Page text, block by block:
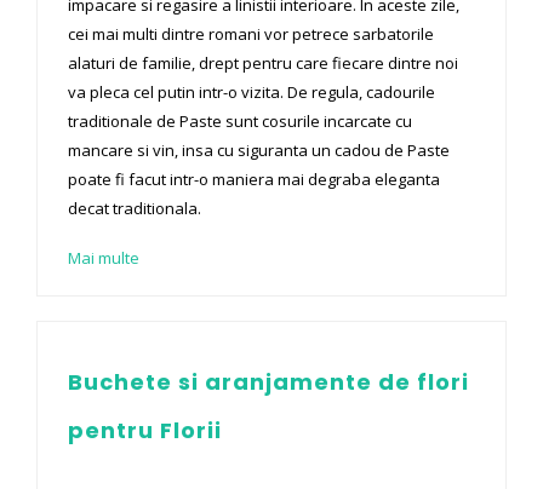
impacare si regasire a linistii interioare. In aceste zile,
cei mai multi dintre romani vor petrece sarbatorile
alaturi de familie, drept pentru care fiecare dintre noi
va pleca cel putin intr-o vizita. De regula, cadourile
traditionale de Paste sunt cosurile incarcate cu
mancare si vin, insa cu siguranta un cadou de Paste
poate fi facut intr-o maniera mai degraba eleganta
decat traditionala.
Mai multe
Buchete si aranjamente de flori
pentru Florii